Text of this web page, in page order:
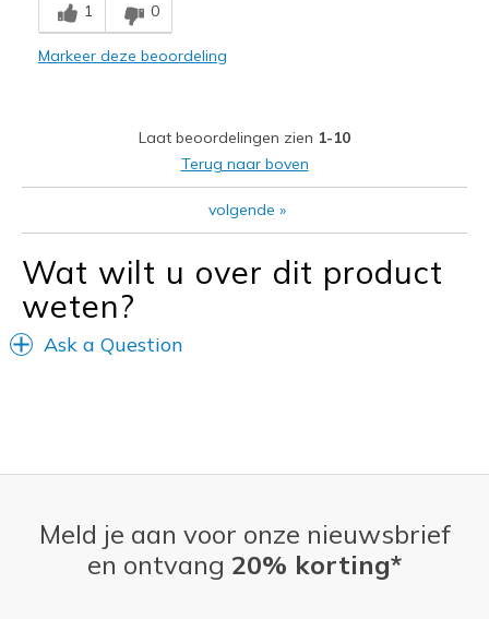
Durable
Feels true to width
1 0
Markeer deze beoordeling
Laat beoordelingen zien 1-10
Terug naar boven
volgende »
Wat wilt u over dit product
weten?
Ask a Question
Meld je aan voor onze nieuwsbrief
en ontvang 20% korting*